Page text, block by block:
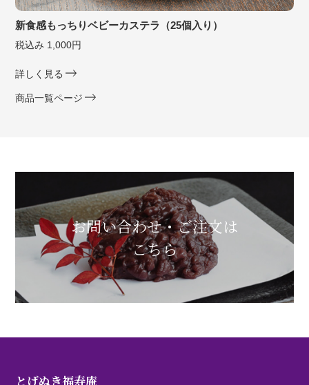
新食感もっちりベビーカステラ（25個入り）
税込み 1,000円
詳しく見る
商品一覧ページ
お問い合わせ・ご注文は
こちら
とげぬき福寿庵